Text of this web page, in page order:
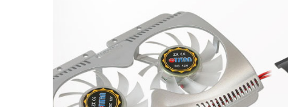
RV冷蔵庫ファン